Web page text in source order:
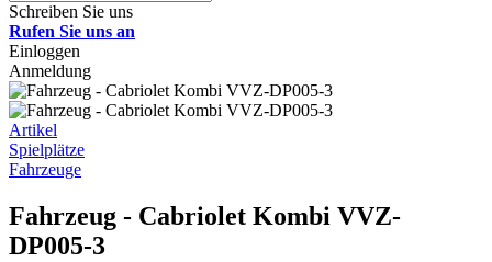
Schreiben Sie uns
Rufen Sie uns an
Einloggen
Anmeldung
Artikel
Spielplätze
Fahrzeuge
Fahrzeug - Cabriolet Kombi VVZ-
DP005-3